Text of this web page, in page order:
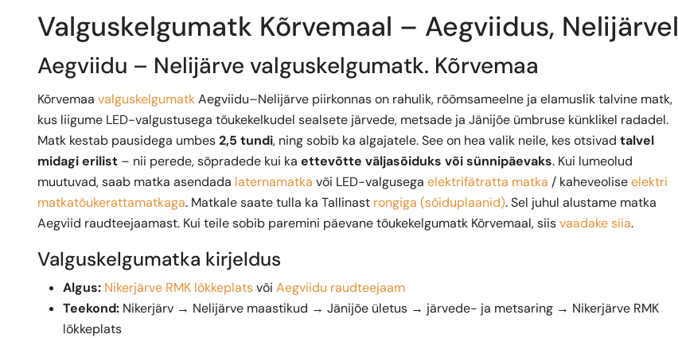
Valguskelgumatk Kõrvemaal – Aegviidus, Nelijärvel
Aegviidu – Nelijärve valguskelgumatk. Kõrvemaa
Kõrvemaa valguskelgumatkAegviidu–Nelijärve piirkonnas on rahulik, rõõmsameelne ja elamuslik talvine matk,
kus liigume LED-valgustusega tõukekelkudel sealsete järvede, metsade ja Jänijõe ümbruse künklikel radadel.
Matk kestab pausidega umbes2,5 tundi, ning sobib ka algajatele. See on hea valik neile, kes otsivad talvel
midagi erilist – nii perede, sõpradede kui ka ettevõtte väljasõiduks või sünnipäevaks. Kui lumeolud
muutuvad, saab matka asendada laternamatka või LED-valgusega elektrifätratta matka / kaheveoliseelektri
matkatõukerattamatkaga. Matkale saate tulla ka Tallinast rongiga (sõiduplaanid). Sel juhul alustame matka
Aegviid raudteejaamast. Kui teile sobib paremini päevane tõukekelgumatk Kõrvemaal, siisvaadake siia.
Valguskelgumatka kirjeldus
Algus: Nikerjärve RMK lõkkeplatsvõi Aegviidu raudteejaam
Teekond: Nikerjärv → Nelijärve maastikud → Jänijõe ületus → järvede- ja metsaring → Nikerjärve RMK
lõkkeplats